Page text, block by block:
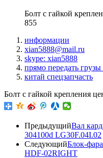
Болт с гайкой
855
информации
xian5888@mail.ru
skype: xian5888
прямо передать
китай спецзапчасть
Болт с гайкой крепления
ПредыдущийВал
304100d LG30F.04I.02
СледующийБлок-
HDF-02RIGHT